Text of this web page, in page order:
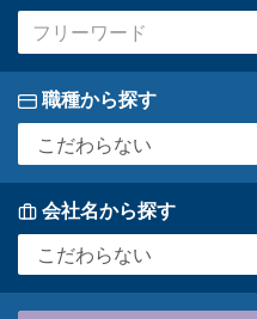
職種から探す
会社名から探す